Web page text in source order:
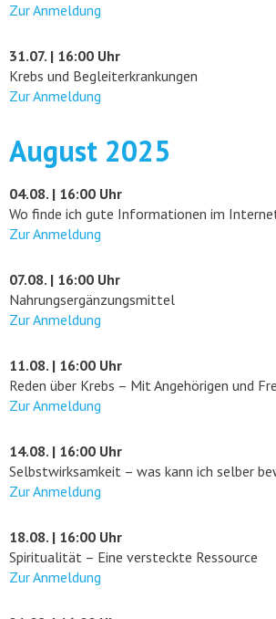
Zur Anmeldung
31.07. | 16:00 Uhr
Krebs und Begleiterkrankungen
Zur Anmeldung
August 2025
04.08. | 16:00 Uhr
Wo finde ich gute Informationen im
Zur Anmeldung
07.08. | 16:00 Uhr
Nahrungsergänzungsmittel
Zur Anmeldung
11.08. | 16:00 Uhr
Reden über Krebs – Mit Angehörigen und
Zur Anmeldung
14.08. | 16:00 Uhr
Selbstwirksamkeit – was kann ich selber
Zur Anmeldung
18.08. | 16:00 Uhr
Spiritualität – Eine versteckte Ressource
Zur Anmeldung